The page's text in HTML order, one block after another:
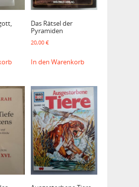
Das Rätsel der
Pyramiden
20,00 €
In den Warenkorb